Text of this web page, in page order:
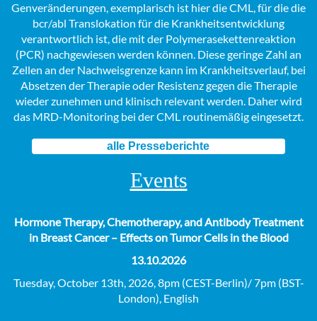
Genveränderungen, exemplarisch ist hier die CML, für die die
bcr/abl Translokation für die Krankheitsentwicklung
verantwortlich ist, die mit der Polymerasekettenreaktion
(PCR) nachgewiesen werden können. Diese geringe Zahl an
Zellen an der Nachweisgrenze kann im Krankheitsverlauf, bei
Absetzen der Therapie oder Resistenz gegen die Therapie
wieder zunehmen und klinisch relevant werden. Daher wird
das MRD-Monitoring bei der CML routinemäßig eingesetzt.
alle Presseberichte
Events
Hormone Therapy, Chemotherapy, and Antibody Treatment
in Breast Cancer – Effects on Tumor Cells in the Blood
13.10.2026
Tuesday, October 13th, 2026, 8pm (CEST-Berlin)/ 7pm (BST-
London), English